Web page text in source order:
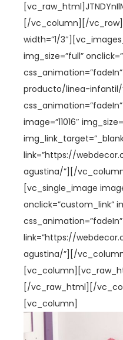
[/vc_column][/
width=”1/
img_size=”full”
producto/linea-
image=”11016″
link=”https://
agustina/”][/
[vc_single_image
onclick=”custom_link”
css_animation=”fadeIn”
link=”https://
agustina/”][/
[/vc_raw_html][/
[vc_column]